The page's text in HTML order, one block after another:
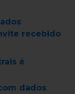
recebido
é
dados